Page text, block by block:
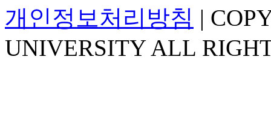
개인정보처리방침 |
UNIVERSITY ALL